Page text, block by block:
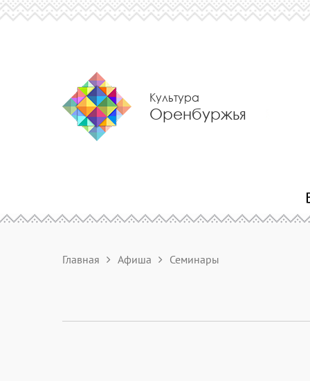
Культура
Оренбуржья
Главная Афиша Семинары